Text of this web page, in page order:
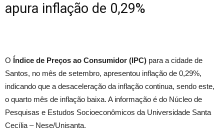
apura inflação de 0,29%
O Índice de Preços ao Consumidor (IPC) para a cidade de
Santos, no mês de setembro, apresentou inflação de 0,29%,
indicando que a desaceleração da inflação continua, sendo este,
o quarto mês de inflação baixa. A informação é do Núcleo de
Pesquisas e Estudos Socioeconômicos da Universidade Santa
Cecília – Nese/Unisanta.